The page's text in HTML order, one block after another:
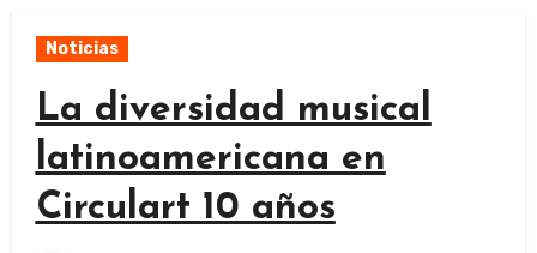
Noticias
La diversidad musical
latinoamericana en
Circulart 10 años